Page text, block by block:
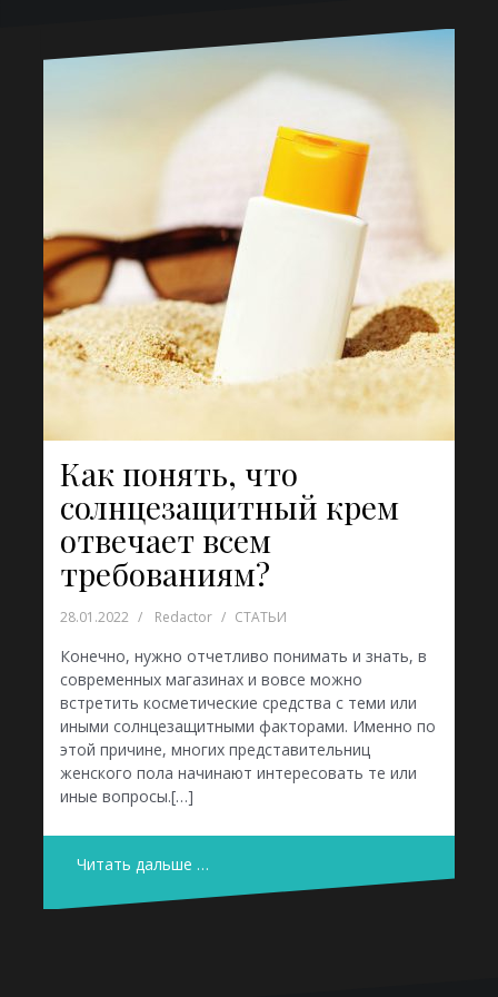
Как понять, что
солнцезащитный крем
отвечает всем
требованиям?
28.01.2022 Redactor СТАТЬИ
Конечно, нужно отчетливо понимать и знать, в
современных магазинах и вовсе можно
встретить косметические средства с теми или
иными солнцезащитными факторами. Именно по
этой причине, многих представительниц
женского пола начинают интересовать те или
иные вопросы.[…]
Читать дальше …